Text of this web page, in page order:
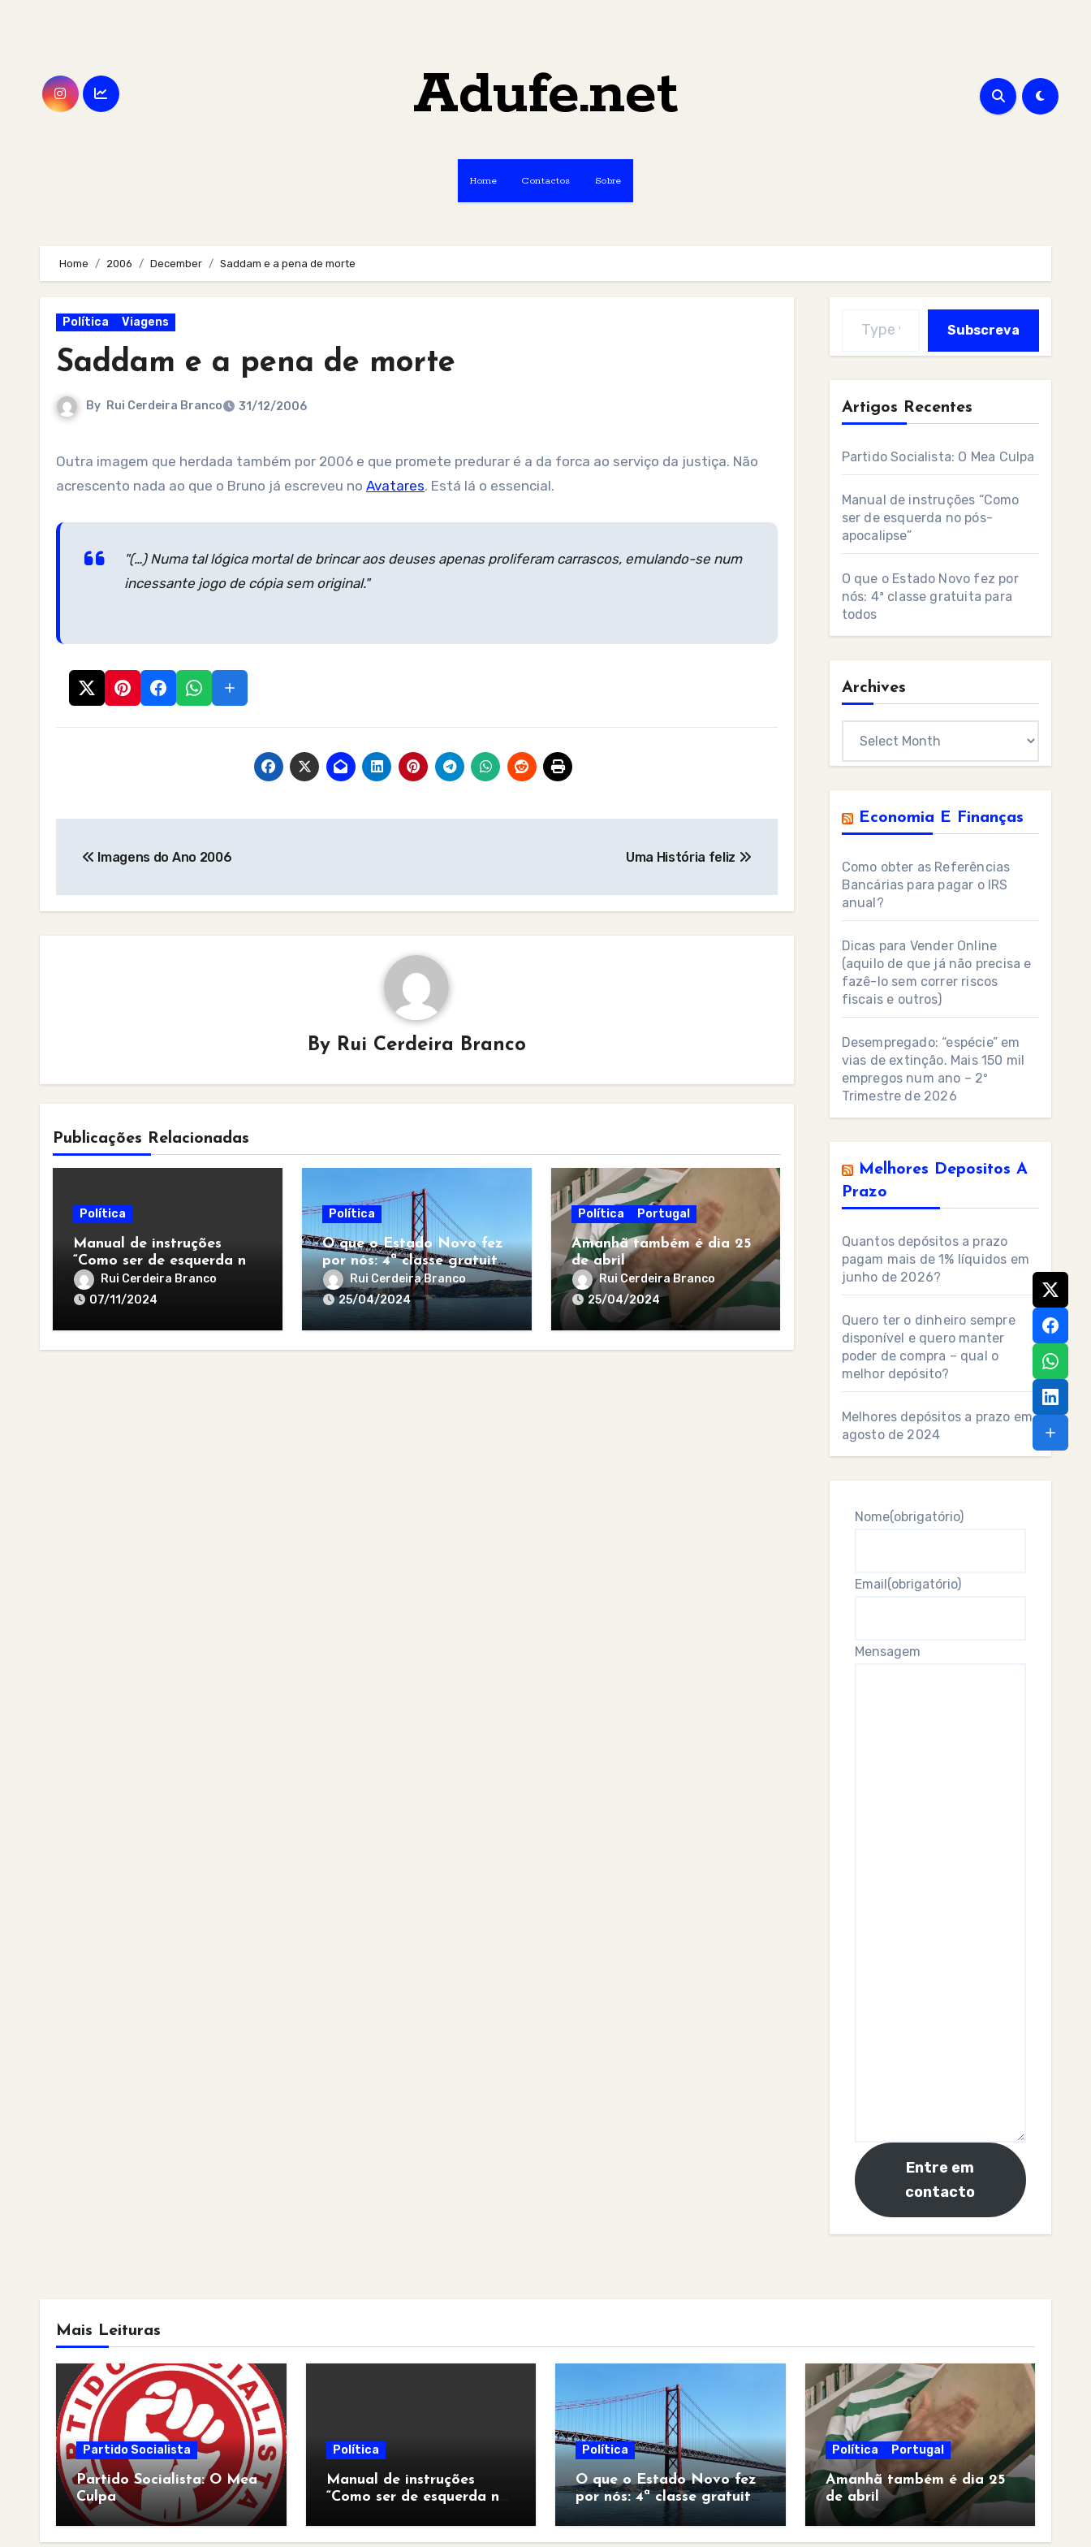
Adufe.net
Home Contactos Sobre
Home 2006 December Saddam e a pena de morte
Política Viagens
Saddam e a pena de morte
By Rui Cerdeira Branco 31/12/2006
Outra imagem que herdada também por 2006 e que promete predurar é a da forca ao serviço da justiça. Não
acrescento nada ao que o Bruno já escreveu no Avatares. Está lá o essencial.
"(…) Numa tal lógica mortal de brincar aos deuses apenas proliferam carrascos, emulando-se num
incessante jogo de cópia sem original."
navigation
Imagens do Ano 2006 Uma História feliz
By Rui Cerdeira Branco
Publicações Relacionadas
Política
Manual de instruções
“Como ser de esquerda no
pós-apocalipse”
Rui Cerdeira Branco
07/11/2024
Política
O que o Estado Novo fez
por nós: 4ª classe gratuita
para todos
Rui Cerdeira Branco
25/04/2024
Política Portugal
Amanhã também é dia 25
de abril
Rui Cerdeira Branco
25/04/2024
Subscreva
Artigos Recentes
Partido Socialista: O Mea Culpa
Manual de instruções “Como
ser de esquerda no pós-
apocalipse”
O que o Estado Novo fez por
nós: 4ª classe gratuita para
todos
Archives
Economia E Finanças
Como obter as Referências
Bancárias para pagar o IRS
anual?
Dicas para Vender Online
(aquilo de que já não precisa e
fazê-lo sem correr riscos
fiscais e outros)
Desempregado: “espécie” em
vias de extinção. Mais 150 mil
empregos num ano – 2º
Trimestre de 2026
Melhores Depositos A
Prazo
Quantos depósitos a prazo
pagam mais de 1% líquidos em
junho de 2026?
Quero ter o dinheiro sempre
disponível e quero manter
poder de compra – qual o
melhor depósito?
Melhores depósitos a prazo em
agosto de 2024
Nome(obrigatório)
Email(obrigatório)
Mensagem
Entre em
contacto
Mais Leituras
Partido Socialista
Partido Socialista: O Mea
Culpa
Política
Manual de instruções
“Como ser de esquerda no
Política
O que o Estado Novo fez
por nós: 4ª classe gratuita
para todos
Política Portugal
Amanhã também é dia 25
de abril